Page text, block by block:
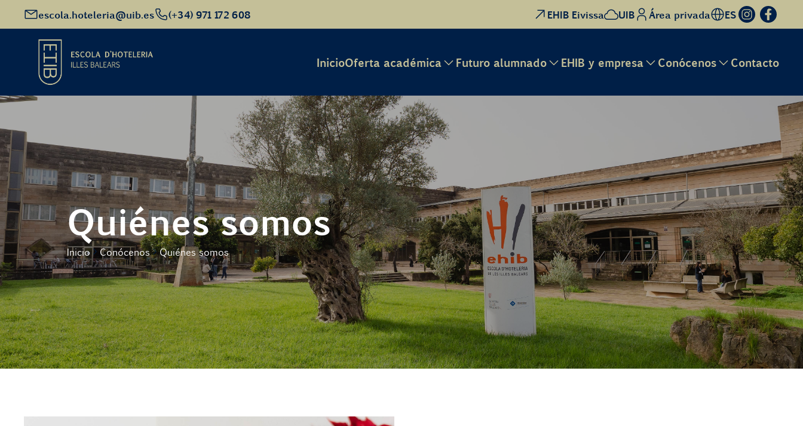
escola.hoteleria@uib.es (+34) 971 172 608 EHIB Eivissa UIB Área privada ES
InicioOferta académica Futuro alumnado EHIB y empresa Conócenos Contacto
Oferta académica
Futuro alumnado
EHIB y Empresa
Conócenos
Contacto
Uib
Login
Quiénes somos
Inicio Conócenos Quiénes somos